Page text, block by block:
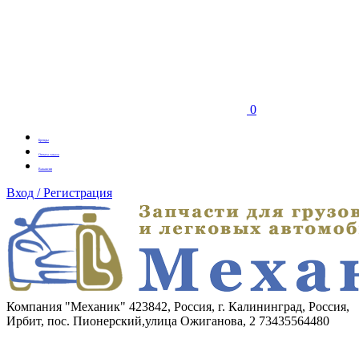
0
Бренды
Оплата заказа
Вакансии
Вход / Регистрация
Компания "Механик" 423842, Россия, г. Калининград, Россия,
Ирбит, пос. Пионерский,улица Ожиганова, 2 73435564480